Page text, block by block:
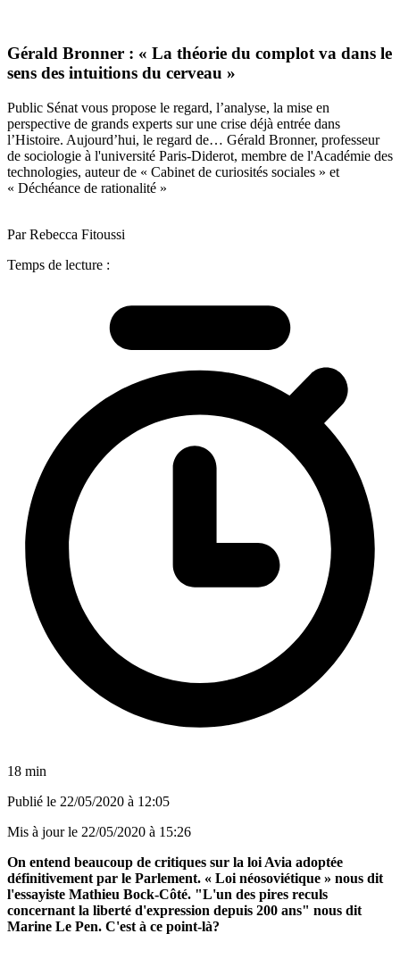
Gérald Bronner : « La théorie du complot va dans le
sens des intuitions du cerveau »
Public Sénat vous propose le regard, l’analyse, la mise en
perspective de grands experts sur une crise déjà entrée dans
l’Histoire. Aujourd’hui, le regard de… Gérald Bronner, professeur
de sociologie à l'université Paris-Diderot, membre de l'Académie des
technologies, auteur de « Cabinet de curiosités sociales » et
« Déchéance de rationalité »
Par Rebecca Fitoussi
Temps de lecture :
18 min
Publié le 22/05/2020 à 12:05
Mis à jour le 22/05/2020 à 15:26
On entend beaucoup de critiques sur la loi Avia adoptée
définitivement par le Parlement. « Loi néosoviétique » nous dit
l'essayiste Mathieu Bock-Côté. "L'un des pires reculs
concernant la liberté d'expression depuis 200 ans" nous dit
Marine Le Pen. C'est à ce point-là?